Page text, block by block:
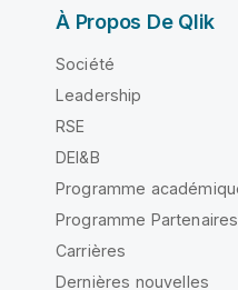
À Propos De Qlik
Société
Leadership
RSE
DEI&B
Programme
Programme Partenaires
Carrières
Dernières nouvelles